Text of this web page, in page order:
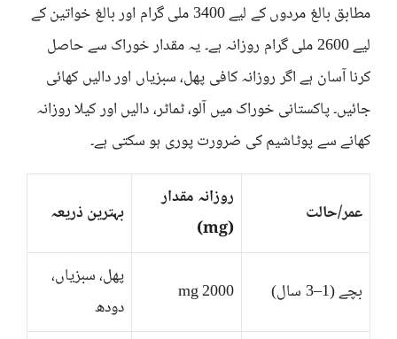
مطابق بالغ مردوں کے لیے 3400 ملی گرام اور بالغ خواتین کے
لیے 2600 ملی گرام روزانہ ہے۔ یہ مقدار خوراک سے حاصل
کرنا آسان ہے اگر روزانہ کافی پھل، سبزیاں اور دالیں کھائی
جائیں۔ پاکستانی خوراک میں آلو، ٹماٹر، دالیں اور کیلا روزانہ
کھانے سے پوٹاشیم کی ضرورت پوری ہو سکتی ہے۔
عمر/حالت
روزانہ مقدار
(mg)
بہترین ذریعہ
بچے (1–3 سال) 2000 mg
پھل، سبزیاں،
دودھ